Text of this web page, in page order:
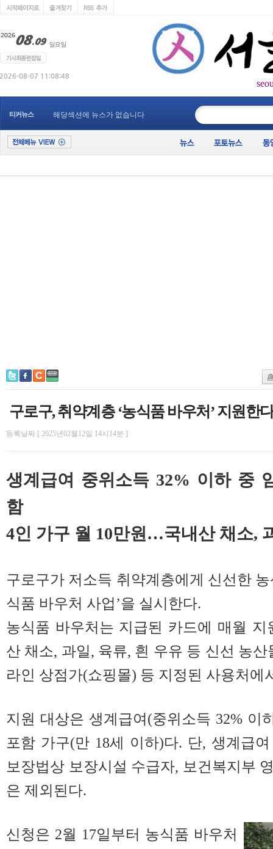
티커뉴스 해당섹션에 뉴스가 없습니다
구로구, 취약계층 ‘농식품 바우처’ 지원한
등록날짜 [ 2025년02월12일 14시14분 ]
생계급여 중위소득 32% 이하 중
함
4인 가구 월 10만원…국내산 채소,
구로구가 저소득 취약계층에게 신선한
식품 바우처 사업’을 실시한다.
농식품 바우처는 지급된 카드에 매월
산 채소, 과일, 육류, 흰 우유 등 신선 농
라인 상점가(쇼핑몰) 등 지정된 사용처에
지원 대상은 생계급여(중위소득 32% 이
포함 가구(만 18세 이하)다. 단, 생계급
보장법상 보장시설 수급자, 보건복지부
은 제외된다.
신청은 2월 17일부터 농식품 바우처